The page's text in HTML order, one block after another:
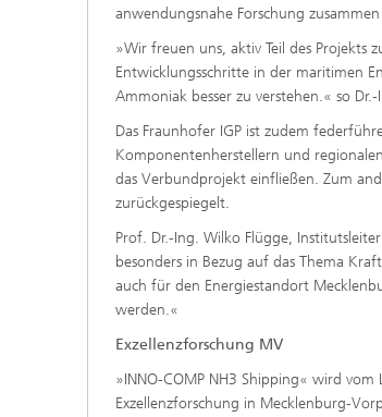
anwendungsnahe Forschung
»Wir freuen uns, aktiv Teil des Projekts
Entwicklungsschritte in der maritimen
Ammoniak besser zu verstehen.« so
Das Fraunhofer IGP ist zudem
Komponentenherstellern und
das Verbundprojekt einfließen. Zum
zurückgespiegelt.
Prof. Dr.-Ing. Wilko Flügge,
besonders in Bezug auf das Thema
auch für den Energiestandort
werden.«
Exzellenzforschung MV
»INNO-COMP NH3 Shipping« wird
Exzellenzforschung in Mecklenburg-